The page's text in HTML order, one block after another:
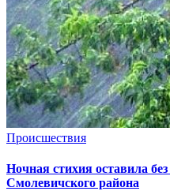
Происшествия
Ночная стихия оставила без
Смолевичского района